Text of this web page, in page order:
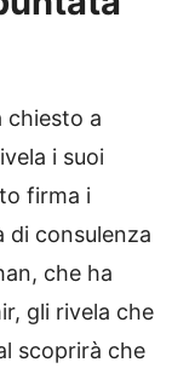
chiesto a
i suoi
firma i
di consulenza
che ha
gli rivela che
scoprirà che